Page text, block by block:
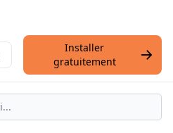
Installer
gratuitement